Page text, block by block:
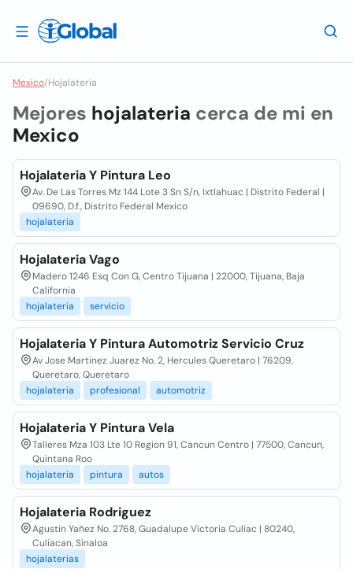
Mexico/Hojalateria
Mejores hojalateria cerca de mi en
Mexico
Hojalateria Y Pintura Leo
Av. De Las Torres Mz 144 Lote 3 Sn S/n, Ixtlahuac | Distrito Federal |
09690, D.f., Distrito Federal Mexico
hojalateria
Hojalateria Vago
Madero 1246 Esq Con G, Centro Tijuana | 22000, Tijuana, Baja
California
hojalateria
servicio
Hojalateria Y Pintura Automotriz Servicio Cruz
Av Jose Martinez Juarez No. 2, Hercules Queretaro | 76209,
Queretaro, Queretaro
hojalateria
profesional automotriz
Hojalateria Y Pintura Vela
Talleres Mza 103 Lte 10 Region 91, Cancun Centro | 77500, Cancun,
Quintana Roo
hojalateria
pintura autos
Hojalateria Rodriguez
Agustin Yañez No. 2768, Guadalupe Victoria Culiac | 80240,
Culiacan, Sinaloa
hojalaterias